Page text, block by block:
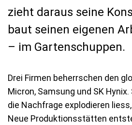
zieht daraus seine
baut seinen eigenen
– im Gartenschuppen.
Drei Firmen beherrschen den
Micron, Samsung und SK
die Nachfrage explodieren
Neue Produktionsstätten